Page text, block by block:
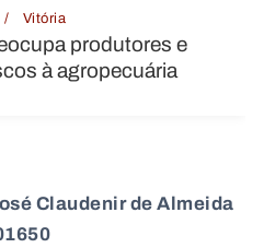
Vitória
produtores e
à agropecuária
Claudenir de Almeida